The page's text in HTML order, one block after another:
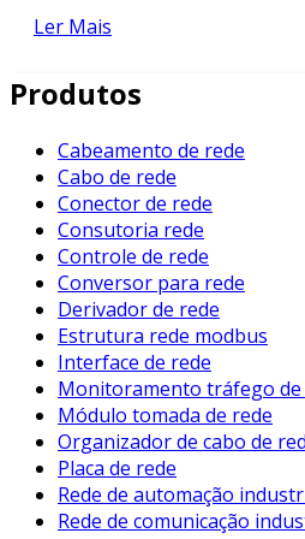
As redes de automação
Eficiência Operacional
da produção.
Melhoria da Qualidade
sempre que necessário.
Redução de Custos
Dados em Tempo Real
Além dos benefícios
monitorização contínua
Componentes de uma
Os principais componentes
Sensores: Dispositivos
Ler Mais
Produtos
Cabeamento de rede
Cabo de rede
Conector de rede
Consutoria rede
Controle de rede
Conversor para rede
Derivador de rede
Estrutura rede modbus
Interface de rede
Monitoramento tráfego de
Módulo tomada de rede
Organizador de cabo de
Placa de rede
Rede de automação
Rede de comunicação